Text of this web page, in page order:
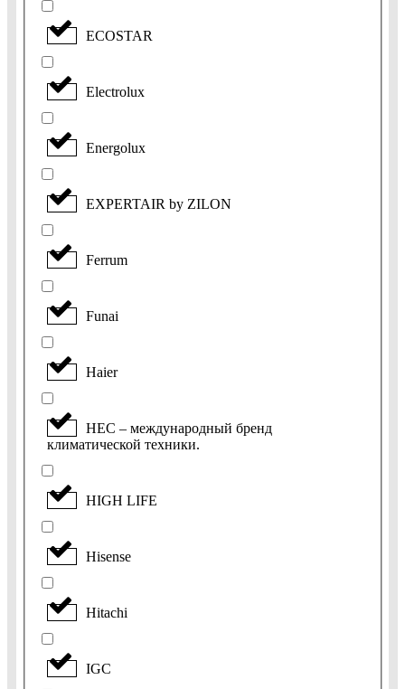
ECOSTAR
Electrolux
Energolux
EXPERTAIR by ZILON
Ferrum
Funai
Haier
HEC – международный бренд
климатической техники.
HIGH LIFE
Hisense
Hitachi
IGC